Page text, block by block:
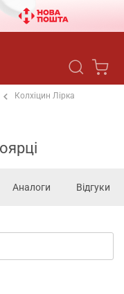
Колхіцин Лірка
Аналоги Відгуки